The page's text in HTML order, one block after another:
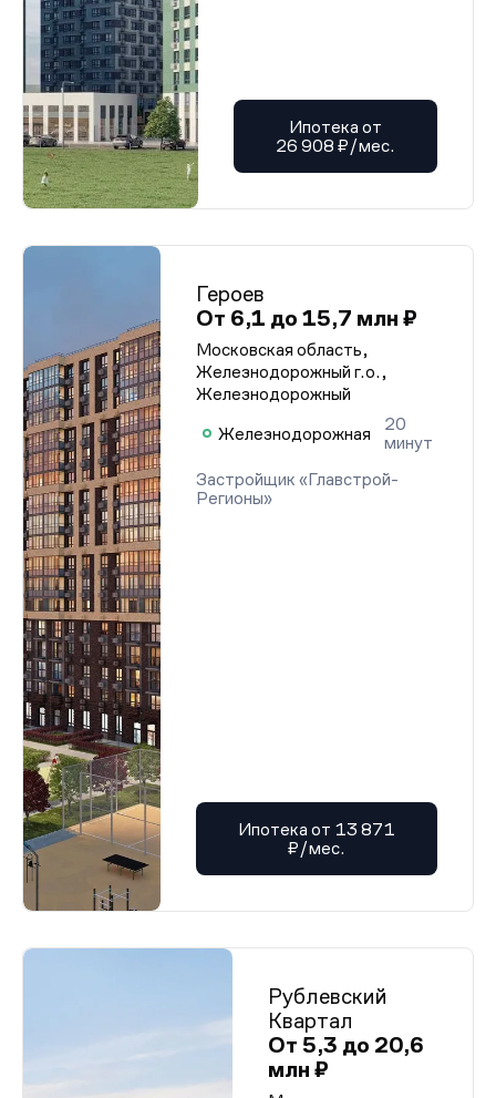
Ипотека от
26 908 ₽/мес.
Героев
От 6,1 до 15,7 млн ₽
Московская область,
Железнодорожный г.о.,
Железнодорожный
Железнодорожная
20
минут
Застройщик «Главстрой-
Регионы»
Ипотека от 13 871
₽/мес.
Рублевский
Квартал
От 5,3 до 20,6
млн ₽